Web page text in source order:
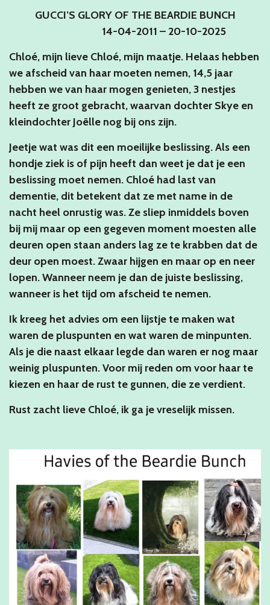
GUCCI’S GLORY OF THE BEARDIE BUNCH
14-04-2011 – 20-10-2025
Chloé, mijn lieve Chloé, mijn maatje. Helaas hebben
we afscheid van haar moeten nemen, 14,5 jaar
hebben we van haar mogen genieten, 3 nestjes
heeft ze groot gebracht, waarvan dochter Skye en
kleindochter Joëlle nog bij ons zijn.
Jeetje wat was dit een moeilijke beslissing. Als een
hondje ziek is of pijn heeft dan weet je dat je een
beslissing moet nemen. Chloé had last van
dementie, dit betekent dat ze met name in de
nacht heel onrustig was. Ze sliep inmiddels boven
bij mij maar op een gegeven moment moesten alle
deuren open staan anders lag ze te krabben dat de
deur open moest. Zwaar hijgen en maar op en neer
lopen. Wanneer neem je dan de juiste beslissing,
wanneer is het tijd om afscheid te nemen.
Ik kreeg het advies om een lijstje te maken wat
waren de pluspunten en wat waren de minpunten.
Als je die naast elkaar legde dan waren er nog maar
weinig pluspunten. Voor mij reden om voor haar te
kiezen en haar de rust te gunnen, die ze verdient.
Rust zacht lieve Chloé, ik ga je vreselijk missen.